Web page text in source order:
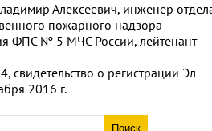
Алексеевич, инженер
пожарного надзора
ФПС № 5 МЧС России, лейтенант
о регистрации Эл
2016 г.